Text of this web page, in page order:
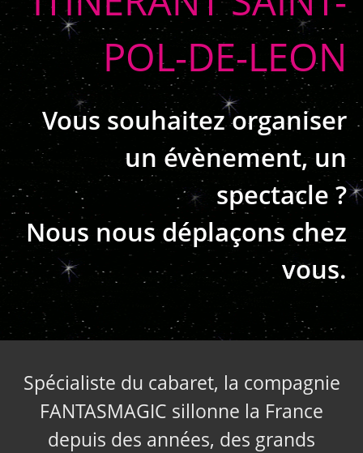
POL-DE-LEON
Vous souhaitez organiser
un évènement, un
spectacle ?
Nous nous déplaçons chez
vous.
Spécialiste du cabaret, la compagnie
FANTASMAGIC sillonne la France
depuis des années, des grands